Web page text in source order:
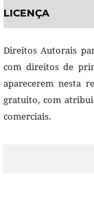
LICENÇA
Direitos Autorais
com direitos de
aparecerem nesta
gratuito, com
comerciais.